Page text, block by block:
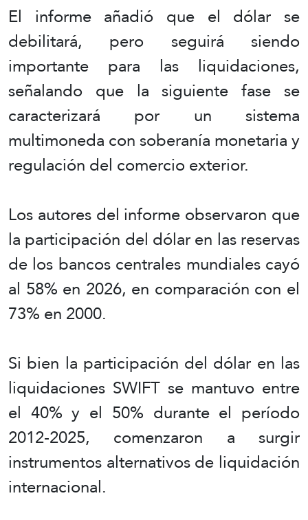
El informe añadió que el dólar se
debilitará, pero seguirá siendo
importante para las liquidaciones,
señalando que la siguiente fase se
caracterizará por un sistema
multimoneda con soberanía monetaria y
regulación del comercio exterior.
Los autores del informe observaron que
la participación del dólar en las reservas
de los bancos centrales mundiales cayó
al 58% en 2026, en comparación con el
73% en 2000.
Si bien la participación del dólar en las
liquidaciones SWIFT se mantuvo entre
el 40% y el 50% durante el período
2012-2025, comenzaron a surgir
instrumentos alternativos de liquidación
internacional.